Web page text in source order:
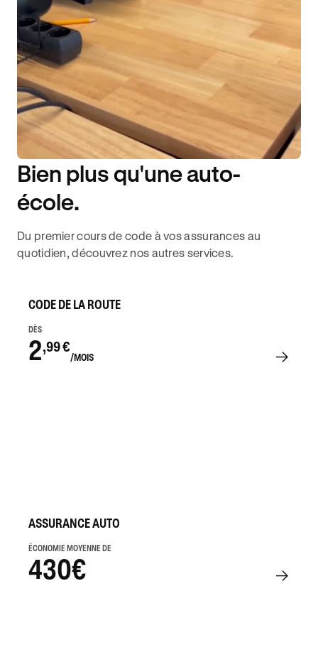
DISPONIBILITÉ 6J/7
Bien plus qu'une auto-
école.
Du premier cours de code à vos assurances au
quotidien, découvrez nos autres services.
CODE DE LA ROUTE
DÈS
2,99 €
/MOIS
ASSURANCE AUTO
ÉCONOMIE MOYENNE DE
430€